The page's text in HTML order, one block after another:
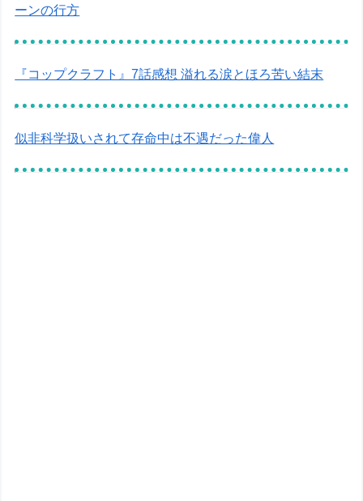
ーンの行方
『コップクラフト』7話感想 溢れる涙とほろ苦い結末
似非科学扱いされて存命中は不遇だった偉人